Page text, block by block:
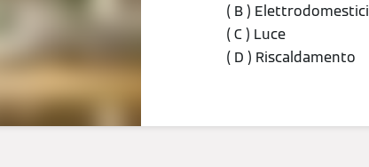
( B ) Elettrodomestici
( C ) Luce
( D ) Riscaldamento